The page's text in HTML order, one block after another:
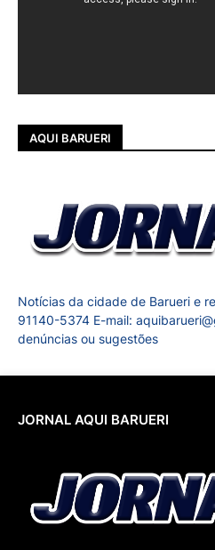
AQUI BARUERI
Notícias da cidade de Barueri e
91140-5374 E-mail:
denúncias ou sugestões
JORNAL AQUI BARUERI